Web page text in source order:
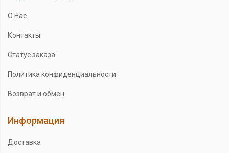
О Нас
Контакты
Статус заказа
Политика конфиденциальности
Возврат и обмен
Информация
Доставка